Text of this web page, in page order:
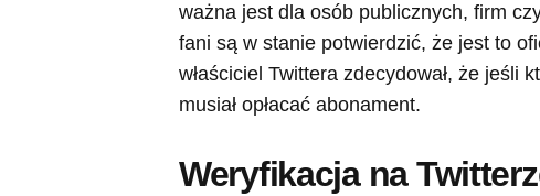
ważna jest dla osób publicznych, firm
fani są w stanie potwierdzić, że jest to
właściciel Twittera zdecydował, że jeśli
musiał opłacać abonament.
Weryfikacja na